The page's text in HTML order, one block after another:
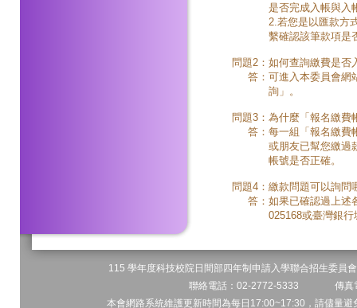
是否完成入帳與入
2.若您是以匯款方
繫確認該筆款項是
問題2： 如何查詢繳費是否
答： 可進入本委員會網
詢」。
問題3： 為什麼「報名繳費
答： 每一組「報名繳費
或朋友已幫您繳過
帳號是否正確。
問題4： 繳款問題可以詢問
答： 如果已確認過上述
025168或臺灣銀
115 學年度科技校院日間部四年制申請入學聯合招生委
聯絡電話：02-2772-5333 傳
本會網路系統維護更新時間為每日17:00~17:30，請儘量